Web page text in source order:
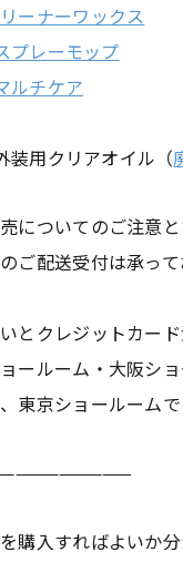
ーナーワックス
プレーモップ
ルチケア
用クリアオイル（
についてのご注意と
ご配送受付は承っ
とクレジットカード
ールーム・大阪ショ
東京ショールームで
購入すればよいか